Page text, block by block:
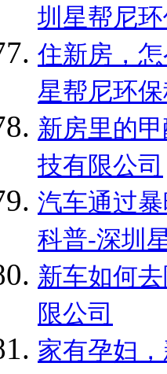
圳星帮尼
住新房，
星帮尼环
新房里的
技有限公司
汽车通过
科普-深圳
新车如何
限公司
家有孕妇